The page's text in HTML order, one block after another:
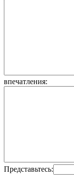
впечатления:
Представьтесь: